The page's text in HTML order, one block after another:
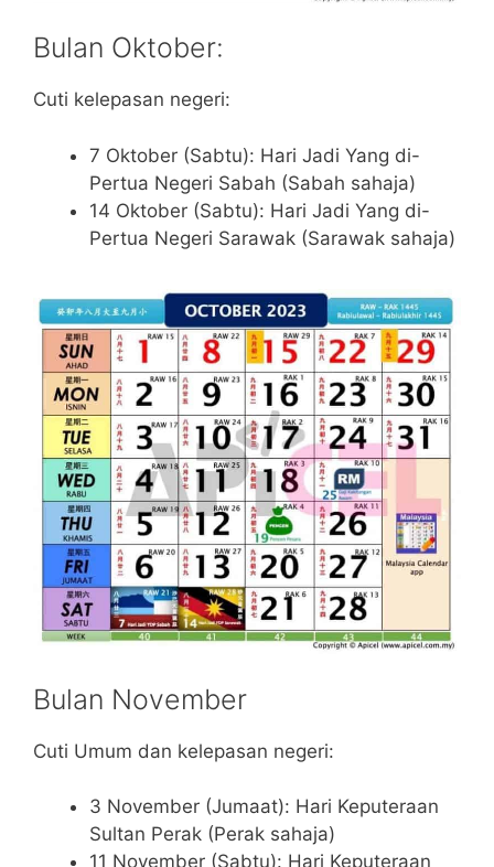
Bulan Oktober:
Cuti kelepasan negeri:
7 Oktober (Sabtu): Hari Jadi Yang di-
Pertua Negeri Sabah (Sabah sahaja)
14 Oktober (Sabtu): Hari Jadi Yang di-
Pertua Negeri Sarawak (Sarawak sahaja)
Bulan November
Cuti Umum dan kelepasan negeri:
3 November (Jumaat): Hari Keputeraan
Sultan Perak (Perak sahaja)
11 November (Sabtu): Hari Keputeraan